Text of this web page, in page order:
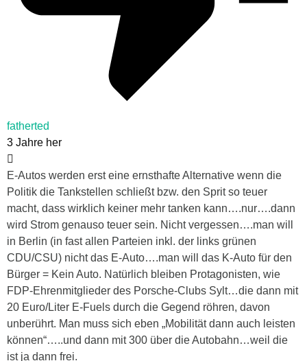
fatherted
3 Jahre her
E-Autos werden erst eine ernsthafte Alternative wenn die
Politik die Tankstellen schließt bzw. den Sprit so teuer
macht, dass wirklich keiner mehr tanken kann….nur….dann
wird Strom genauso teuer sein. Nicht vergessen….man will
in Berlin (in fast allen Parteien inkl. der links grünen
CDU/CSU) nicht das E-Auto….man will das K-Auto für den
Bürger = Kein Auto. Natürlich bleiben Protagonisten, wie
FDP-Ehrenmitglieder des Porsche-Clubs Sylt…die dann mit
20 Euro/Liter E-Fuels durch die Gegend röhren, davon
unberührt. Man muss sich eben „Mobilität dann auch leisten
können“…..und dann mit 300 über die Autobahn…weil die
ist ja dann frei.